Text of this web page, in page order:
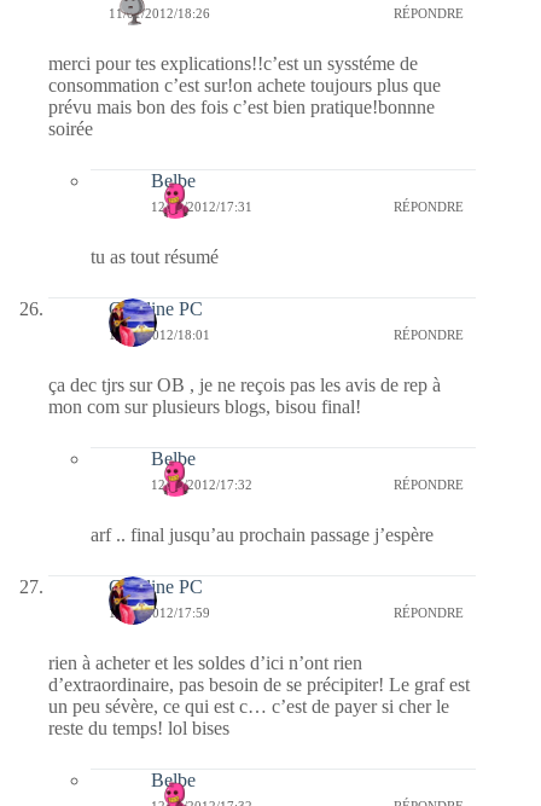
11/01/2012/18:26 RÉPONDRE
merci pour tes explications!!c’est un sysstéme de
consommation c’est sur!on achete toujours plus que
prévu mais bon des fois c’est bien pratique!bonnne
soirée
Belbe
12/01/2012/17:31 RÉPONDRE
tu as tout résumé
Caroline PC
11/01/2012/18:01 RÉPONDRE
ça dec tjrs sur OB , je ne reçois pas les avis de rep à
mon com sur plusieurs blogs, bisou final!
Belbe
12/01/2012/17:32 RÉPONDRE
arf .. final jusqu’au prochain passage j’espère
Caroline PC
11/01/2012/17:59 RÉPONDRE
rien à acheter et les soldes d’ici n’ont rien
d’extraordinaire, pas besoin de se précipiter! Le graf est
un peu sévère, ce qui est c… c’est de payer si cher le
reste du temps! lol bises
Belbe